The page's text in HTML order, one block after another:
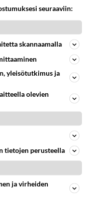
Jos SDP ei voita reilusti, persut kumoavat demokratian Suomesta 620
Uuden TTK-juontajan ympärillä epätietoisuus sakenee - Nyt MTV hämmentää soppaa
rahasalkun
- Upeat Anna Nicole
suosittu laulaja
seuraaviin:
skannaamalla
yleisötutkimus ja
olevien
tietojen perusteella
ja virheiden